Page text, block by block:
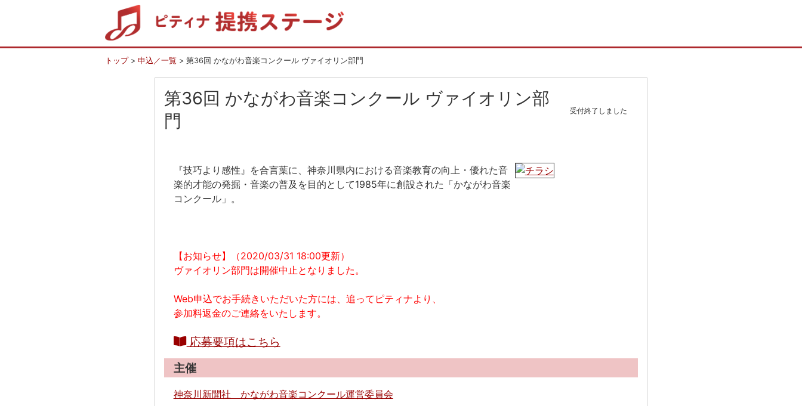
トップ> 申込／一覧 > 第36回 かながわ音楽コンクール ヴァイオリン部門
第36回 かながわ音楽コンクール ヴァイオリン部
門
受付終了しました
『技巧より感性』を合言葉に、神奈川県内における音楽教育の向上・優れた音
楽的才能の発掘・音楽の普及を目的として1985年に創設された「かながわ音楽
コンクール」。
【お知らせ】（2020/03/31 18:00更新）
ヴァイオリン部門は開催中止となりました。
Web申込でお手続きいただいた方には、追ってピティナより、
参加料返金のご連絡をいたします。
応募要項はこちら
主催
神奈川新聞社 かながわ音楽コンクール運営委員会